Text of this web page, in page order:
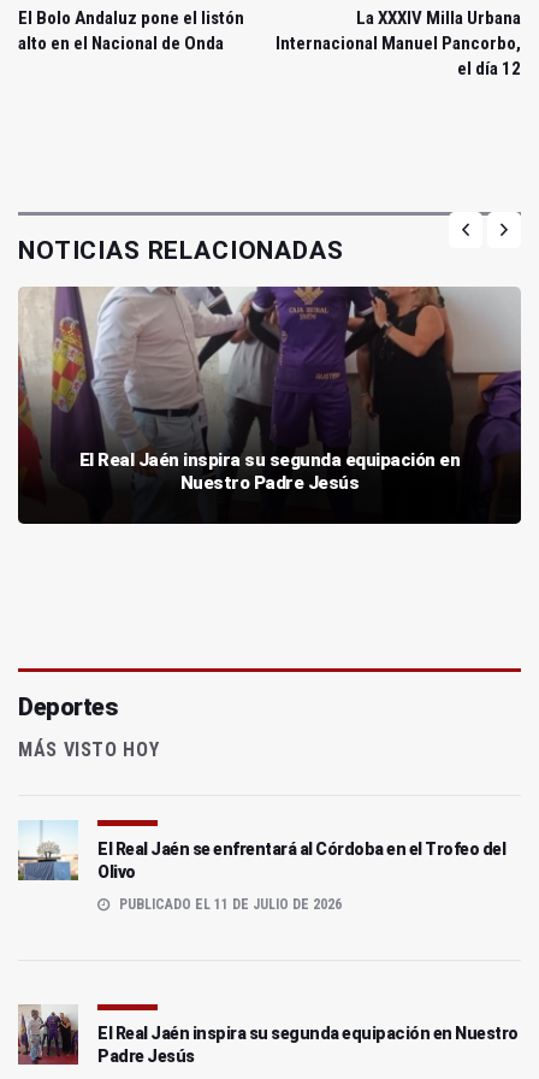
El Bolo Andaluz pone el listón
alto en el Nacional de Onda
La XXXIV Milla Urbana
Internacional Manuel Pancorbo,
el día 12
NOTICIAS RELACIONADAS
El Real Jaén inspira su segunda equipación en
Nuestro Padre Jesús
Deportes
MÁS VISTO HOY
El Real Jaén se enfrentará al Córdoba en el Trofeo del
Olivo
PUBLICADO EL 11 DE JULIO DE 2026
El Real Jaén inspira su segunda equipación en Nuestro
Padre Jesús